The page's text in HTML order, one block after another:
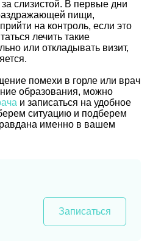
слизистой. В первые дни
пищи,
на контроль, если это
лечить такие
или откладывать визит,
помехи в горле или врач
образования, можно
и записаться на удобное
ситуацию и подберем
именно в вашем
Записаться